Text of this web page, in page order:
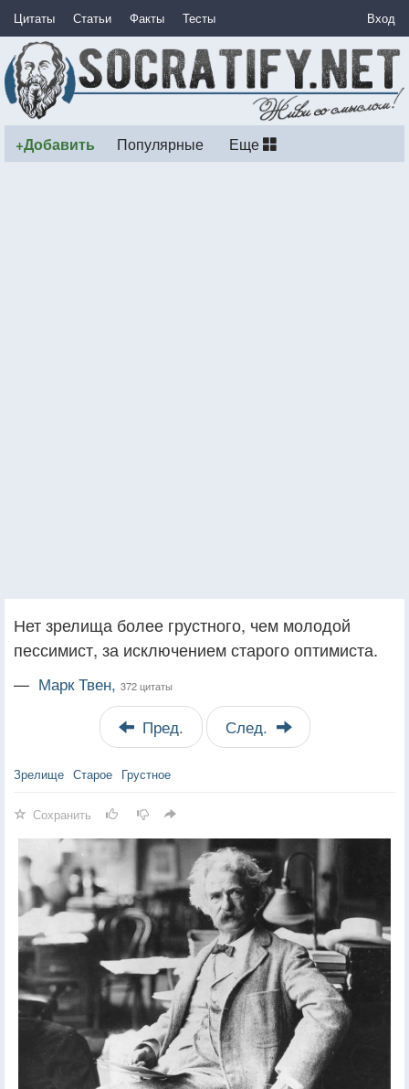
Цитаты Статьи Факты Тесты Вход
+Добавить Популярные Еще
Нет зрелища более грустного, чем молодой
пессимист, за исключением старого оптимиста.
— Марк Твен, 372 цитаты
Пред. След.
Зрелище Старое Грустное
Сохранить